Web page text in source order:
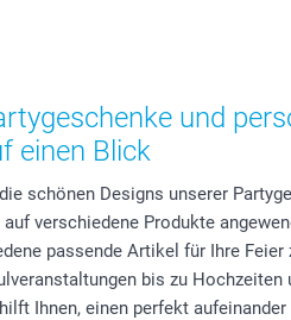
und
einen Blick
schönen Designs unserer
verschiedene Produkte
passende Artikel für Ihre Feier
bis zu Hochzeiten
Ihnen, einen perfekt